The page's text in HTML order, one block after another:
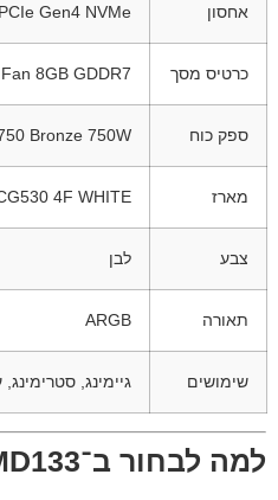
אחסון Gen4 NVMe
כרטיס מסך 8GB GDDR7
ספק כוח Bronze 750W
מארז 4F WHITE
צבע לבן
תאורה ARGB
שימושים גיימינג,
למה לבחור ב־TNAGEAMD133?